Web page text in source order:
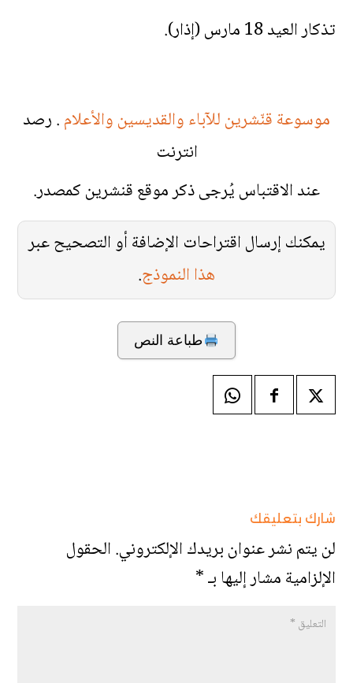
تذكار العيد 18 مارس (إذار).
موسوعة قنّشرين للآباء والقديسين والأعلام. رصد
انترنت
عند الاقتباس يُرجى ذكر موقع قنشرين كمصدر.
يمكنك إرسال اقتراحات الإضافة أو التصحيح عبر
هذا النموذج.
طباعة النص
شارك بتعليقك
لن يتم نشر عنوان بريدك الإلكتروني.الحقول
الإلزامية مشار إليها بـ*